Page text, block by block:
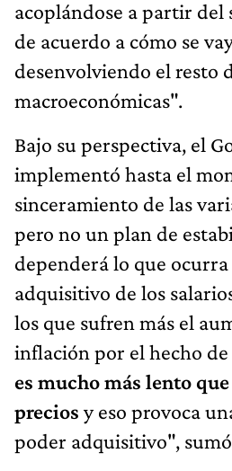
acoplándose a partir del
de acuerdo a cómo se
desenvolviendo el resto
macroeconómicas".
Bajo su perspectiva, el
implementó hasta el
sinceramiento de las
pero no un plan de
dependerá lo que
adquisitivo de los
los que sufren más el
inflación por el hecho de
es mucho más lento
precios y eso provoca
poder adquisitivo",